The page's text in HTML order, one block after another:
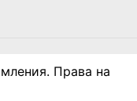
Права на